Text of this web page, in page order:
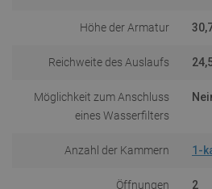
Höhe der Armatur
Reichweite des Auslaufs
Möglichkeit zum Anschluss
eines Wasserfilters
Anzahl der Kammern 1-
Öffnungen 2